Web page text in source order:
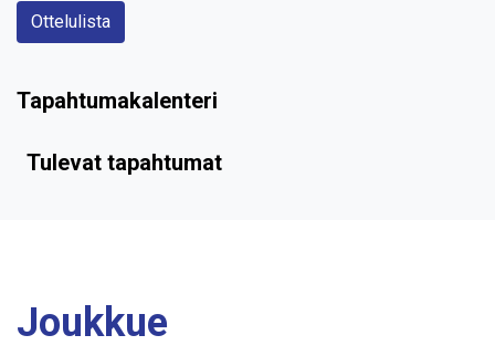
Ottelulista
Tapahtumakalenteri
Tulevat tapahtumat
Joukkue